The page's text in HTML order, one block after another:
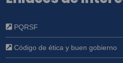
PQRSF
Código de ética y buen gobierno